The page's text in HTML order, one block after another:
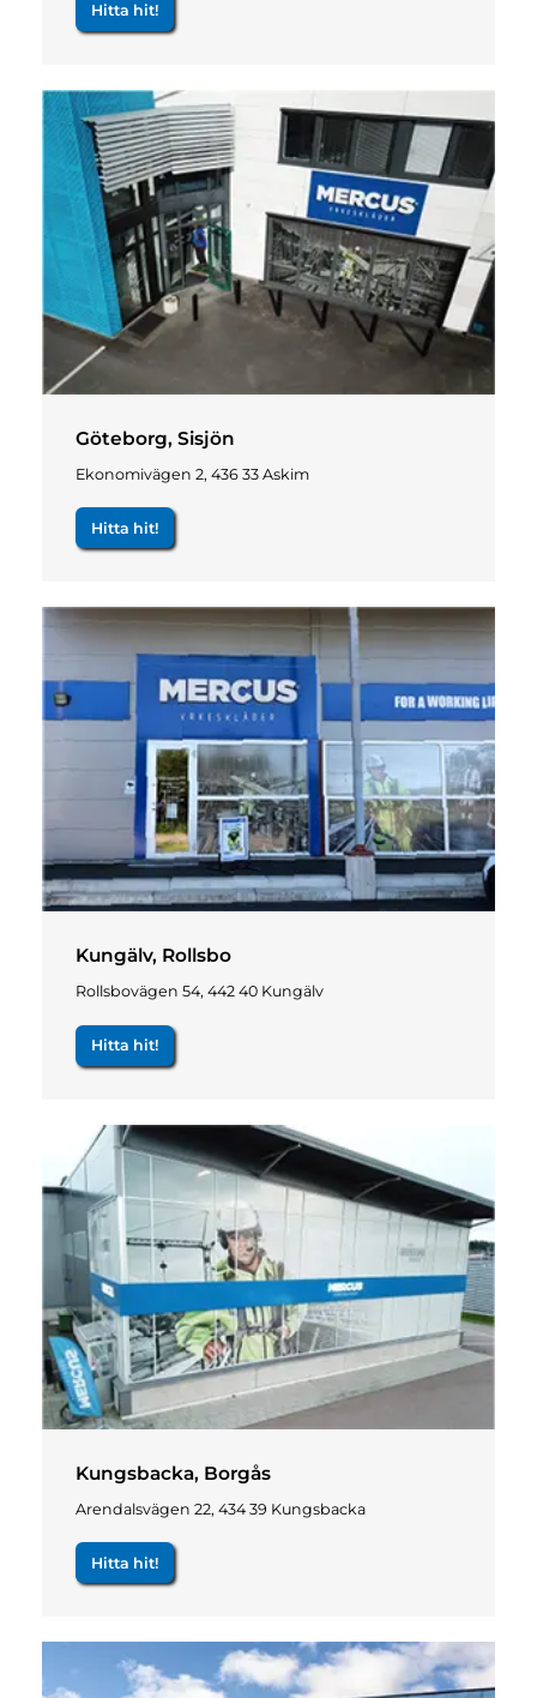
Hitta hit!
Göteborg, Sisjön
Ekonomivägen 2, 436 33 Askim
Hitta hit!
Kungälv, Rollsbo
Rollsbovägen 54, 442 40 Kungälv
Hitta hit!
Kungsbacka, Borgås
Arendalsvägen 22, 434 39 Kungsbacka
Hitta hit!